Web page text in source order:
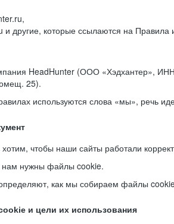
и другие, которые ссылаются на
HeadHunter (ООО «Хэдхантер», ИНН
25).
используются слова «мы», речь
чтобы наши сайты работали
нам нужны файлы cookie.
как мы собираем файлы
и цели их использования